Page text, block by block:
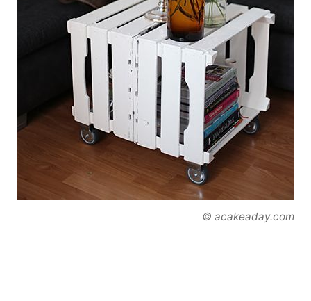
© acakeaday.com